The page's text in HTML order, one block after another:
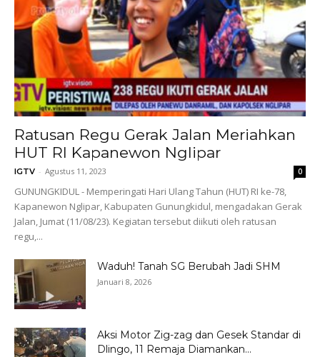
Ratusan Regu Gerak Jalan Meriahkan
HUT RI Kapanewon Nglipar
IGTV - Agustus 11, 2023 0
GUNUNGKIDUL - Memperingati Hari Ulang Tahun (HUT) RI ke-78,
Kapanewon Nglipar, Kabupaten Gunungkidul, mengadakan Gerak
Jalan, Jumat (11/08/23). Kegiatan tersebut diikuti oleh ratusan
regu,...
Waduh! Tanah SG Berubah Jadi SHM
Januari 8, 2026
Aksi Motor Zig-zag dan Gesek Standar di
Dlingo, 11 Remaja Diamankan...